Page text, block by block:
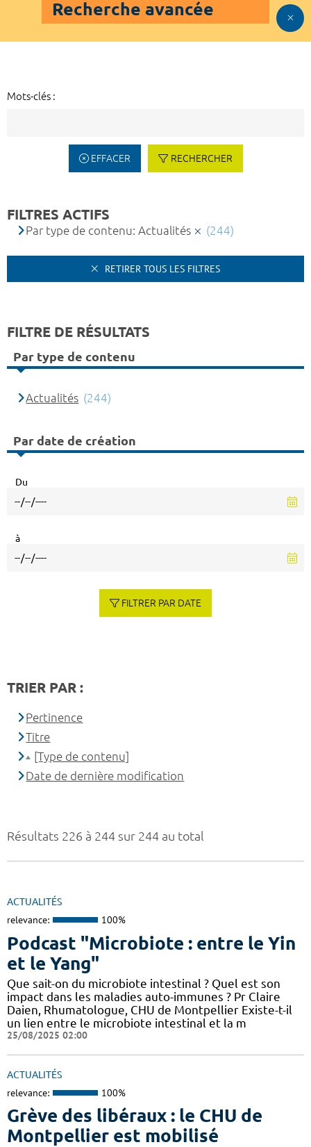
Recherche avancée
Mots-clés :
EFFACER RECHERCHER
Résultats 226 à 244 sur 244 au total
ACTUALITÉS
relevance: 100%
Podcast "Microbiote : entre le Yin
et le Yang"
Que sait-on du microbiote intestinal ? Quel est son
impact dans les maladies auto-immunes ? Pr Claire
Daien, Rhumatologue, CHU de Montpellier Existe-t-il
un lien entre le microbiote intestinal et la m
25/08/2025 02:00
ACTUALITÉS
relevance: 100%
Grève des libéraux : le CHU de
Montpellier est mobilisé
FILTRES ACTIFS
Par type de contenu: Actualités (244)
RETIRER TOUS LES FILTRES
FILTRE DE RÉSULTATS
Par type de contenu
Actualités (244)
Par date de création
Du
à
FILTRER PAR DATE
TRIER PAR :
Pertinence
Titre
[Type de contenu]
Date de dernière modification